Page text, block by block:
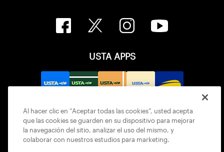
USTA APPS
Al hacer clic en “Aceptar todas las cookies”, usted acepta
que las cookies se guarden en su dispositivo para mejorar
la navegación del sitio, analizar el uso del mismo, y
colaborar con nuestros estudios para marketing.